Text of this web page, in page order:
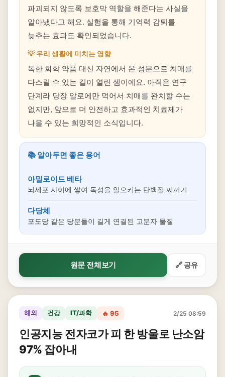
파괴되지 않도록 보호막 역할을 해준다는 사실을
알아냈다고 해요. 실험을 통해 기억력 감퇴를
늦추는 효과도 확인되었습니다.
💡 우리 생활에 미치는 영향
독한 화학 약품 대신 자연에서 온 성분으로 치매를
다스릴 수 있는 길이 열린 셈이에요. 아직은 연구
단계라 당장 알로에만 먹어서 치매를 완치할 수는
없지만, 앞으로 더 안전하고 효과적인 치료제가
나올 수 있는 희망적인 소식입니다.
📚 알아두면 좋은 용어
아밀로이드 베타
뇌세포 사이에 쌓여 독성을 일으키는 단백질 찌꺼기
다당체
포도당 같은 당분들이 길게 연결된 고분자 물질
원문 전체보기 🔗 공유
해외 건강 IT/과학 🔥 95 2/25 08:59
인공지능 전자코가 피 한 방울로 난소암
97% 잡아내